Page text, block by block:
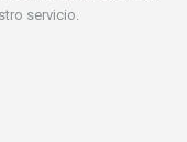
servicio.